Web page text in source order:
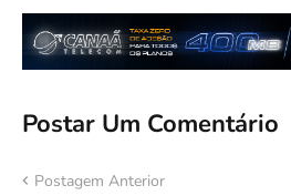
Postar Um Comentário
Postagem Anterior